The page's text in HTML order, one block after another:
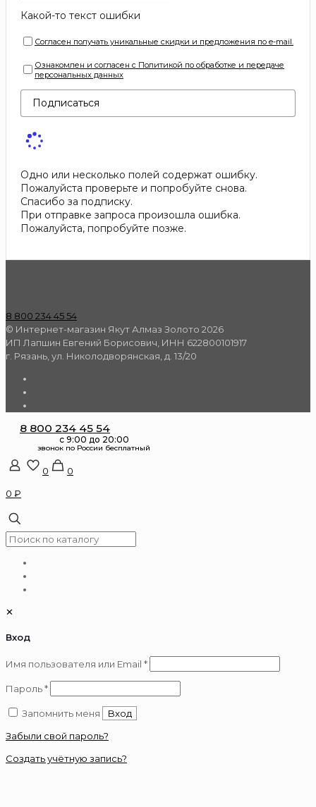
Какой-то текст ошибки
Согласен получать уникальные скидки и предложения по e-mail.
Ознакомлен и согласен с Политикой по обработке и передаче
персональных данных
Подписаться
Одно или несколько полей содержат ошибку.
Пожалуйста проверьте и попробуйте снова.
Спасибо за подписку.
При отправке запроса произошла ошибка.
Пожалуйста, попробуйте позже.
8 800 234 45 54
© Интернет-магазин Якут Алмаз Золото 2026
ИП Лапшин Евгений Борисович, ИНН 622800101917
г. Рязань, ул. Николодворянская, д. 13/20
8 800 234 45 54
0
0
0 ₽
✕
Вход
Имя пользователя или Email *Обязательно
Пароль*Обязательно
Запомнить меня
Вход
Забыли свой пароль?
Создать учётную запись?